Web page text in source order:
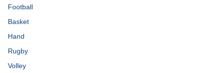
Football
Basket
Hand
Rugby
Volley